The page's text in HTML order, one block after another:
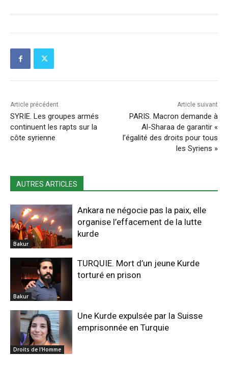
Article précédent
SYRIE. Les groupes armés
continuent les rapts sur la
côte syrienne
Article suivant
PARIS. Macron demande à
Al-Sharaa de garantir «
l’égalité des droits pour tous
les Syriens »
AUTRES ARTICLES
Bakur
Ankara ne négocie pas la paix, elle
organise l’effacement de la lutte
kurde
Bakur
TURQUIE. Mort d’un jeune Kurde
torturé en prison
Droits de l'Homme
Une Kurde expulsée par la Suisse
emprisonnée en Turquie